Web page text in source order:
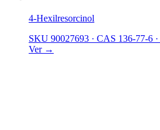
4-Hexilresorcinol
SKU 90027693 · CAS 136-77-6 ·
Ver →